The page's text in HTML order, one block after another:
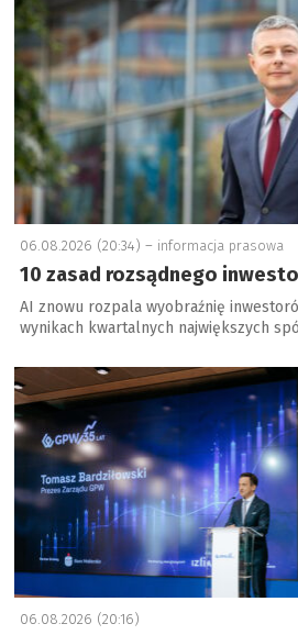
06.08.2026 (20:34) – informacja prasowa
10 zasad rozsądnego
AI znowu rozpala wyobraźnię
wynikach kwartalnych największych
a
06.08.2026 (20:16)